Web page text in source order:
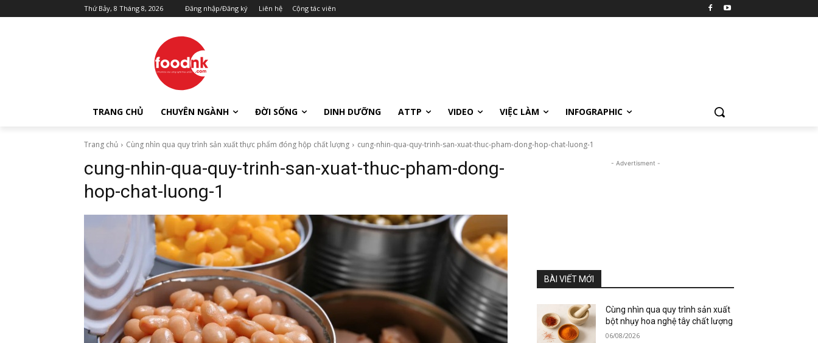
Thứ Bảy, 8 Tháng 8, 2026 Đăng nhập/Đăng ký Liên hệ Cộng tác viên
TRANG CHỦ CHUYÊN NGÀNH ĐỜI SỐNG DINH DƯỠNG ATTP VIDEO VIỆC LÀM INFOGRAPHIC
Trang chủ Cùng nhìn qua quy trình sản xuất thực phẩm đóng hộp chất lượng cung-nhin-qua-quy-trinh-san-xuat-thuc-pham-dong-hop-chat-luong-1
cung-nhin-qua-quy-trinh-san-xuat-thuc-pham-dong-
hop-chat-luong-1
- Advertisment -
BÀI VIẾT MỚI
Cùng nhìn qua quy trình sản xuất
bột nhụy hoa nghệ tây chất lượng
06/08/2026